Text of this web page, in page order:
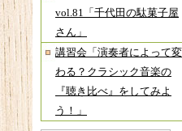
vol.81「千代田の駄菓子屋
さん」
講習会「演奏者によって変
わる？クラシック音楽の
『聴き比べ』をしてみよ
う！」